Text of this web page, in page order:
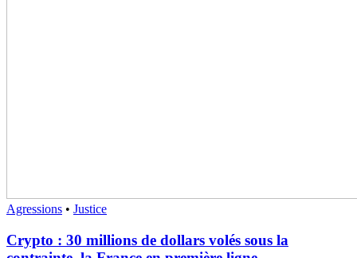
Agressions • Justice
Crypto : 30 millions de dollars volés sous la